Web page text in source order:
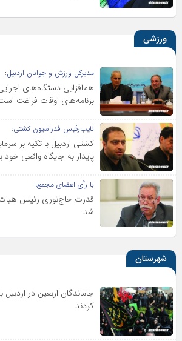
ورزشی
مدیرکل ورزش و جوانان اردبیل:
هم‌افزایی دستگاه‌های
برنامه‌های اوقات فراغت
نایب‌رئیس فدراسیون کشتی:
کشتی اردبیل با تکیه بر
پایدار به جایگاه واقعی خود
با رأی اعضای مجمع،
قدرت حاج‌نوری رئیس هیات
شد
شهرستان
جاماندگان اربعین در اردبیل
کردند